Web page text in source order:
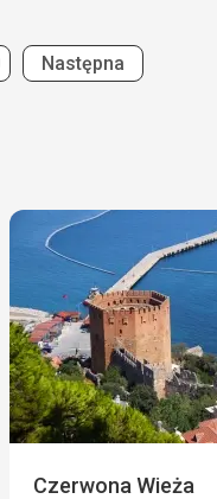
Następna
Czerwona Wieża